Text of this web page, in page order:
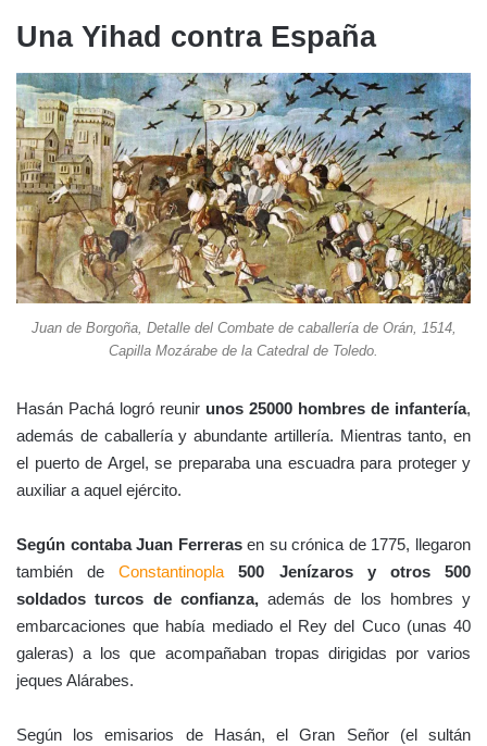
Una Yihad contra España
Juan de Borgoña, Detalle del Combate de caballería de Orán, 1514,
Capilla Mozárabe de la Catedral de Toledo.
Hasán Pachá logró reunir unos 25000 hombres de infantería,
además de caballería y abundante artillería. Mientras tanto, en
el puerto de Argel, se preparaba una escuadra para proteger y
auxiliar a aquel ejército.
Según contaba Juan Ferrerasen su crónica de 1775, llegaron
también deConstantinopla
500 Jenízaros y otros 500
soldados turcos de confianza, además de los hombres y
embarcaciones que había mediado el Rey del Cuco (unas 40
galeras) a los que acompañaban tropas dirigidas por varios
jeques Alárabes.
Según los emisarios de Hasán, el Gran Señor (el sultán